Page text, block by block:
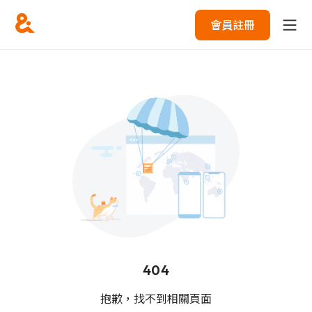
會員註冊
404
抱歉，找不到相關頁面